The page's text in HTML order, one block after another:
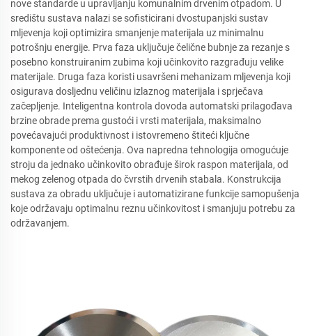
nove standarde u upravljanju komunalnim drvenim otpadom. U
središtu sustava nalazi se sofisticirani dvostupanjski sustav
mljevenja koji optimizira smanjenje materijala uz minimalnu
potrošnju energije. Prva faza uključuje čelične bubnje za rezanje s
posebno konstruiranim zubima koji učinkovito razgrađuju velike
materijale. Druga faza koristi usavršeni mehanizam mljevenja koji
osigurava dosljednu veličinu izlaznog materijala i sprječava
začepljenje. Inteligentna kontrola dovoda automatski prilagođava
brzine obrade prema gustoći i vrsti materijala, maksimalno
povećavajući produktivnost i istovremeno štiteći ključne
komponente od oštećenja. Ova napredna tehnologija omogućuje
stroju da jednako učinkovito obrađuje širok raspon materijala, od
mekog zelenog otpada do čvrstih drvenih stabala. Konstrukcija
sustava za obradu uključuje i automatizirane funkcije samopušenja
koje održavaju optimalnu reznu učinkovitost i smanjuju potrebu za
održavanjem.